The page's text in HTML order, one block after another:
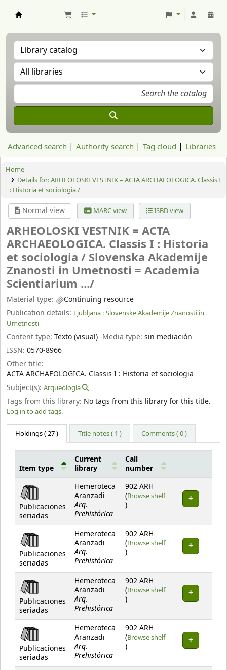
Advanced search Authority search Tag cloud Libraries
Home
Details for:ARHEOLOSKI VESTNIK = ACTA ARCHAEOLOGICA. Classis I
: Historia et sociologia /
Normal view MARC view ISBD view
ARHEOLOSKI VESTNIK = ACTA
ARCHAEOLOGICA. Classis I : Historia
et sociologia / Slovenska Akademije
Znanosti in Umetnosti = Academia
Scientiarium .../
Material type:
Continuing resource
Publication details: Ljubljana : Slovenske Akademije Znanosti in
Umetnosti
Content type: Texto (visual) Media type:sin mediación
ISSN: 0570-8966
Other title:
ACTA ARCHAEOLOGICA. Classis I : Historia et sociologia
Subject(s): Arqueología
Tags from this library: No tags from this library for this title.
Log in to add tags.
Holdings( 27 ) Title notes ( 1 ) Comments ( 0 )
Holdings
Item type
Current
library
Call
number
Publicaciones
seriadas
Hemeroteca
Aranzadi
Arq.
Prehistórica
902 ARH
(Browse shelf
(Opens below)
)
Publicaciones
seriadas
Hemeroteca
Aranzadi
Arq.
Prehistórica
902 ARH
(Browse shelf
(Opens below)
)
Publicaciones
seriadas
Hemeroteca
Aranzadi
Arq.
Prehistórica
902 ARH
(Browse shelf
(Opens below)
)
Publicaciones
seriadas
Hemeroteca
Aranzadi
Arq.
Prehistórica
902 ARH
(Browse shelf
(Opens below)
)